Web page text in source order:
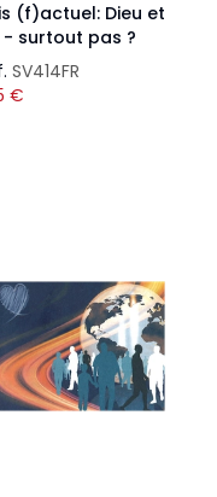
(f)actuel: Dieu et
- surtout pas ?
SV414FR
€